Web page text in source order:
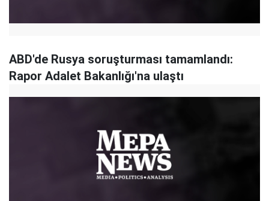
ABD'de Rusya soruşturması tamamlandı:
Rapor Adalet Bakanlığı'na ulaştı